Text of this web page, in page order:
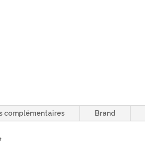
complémentaires Brand